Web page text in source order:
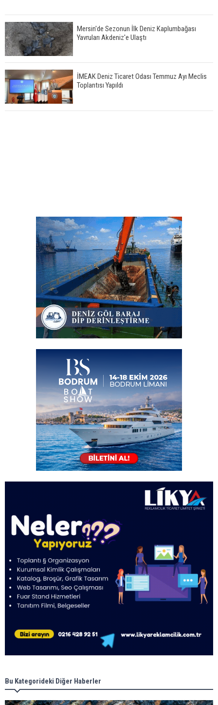
Mersin'de Sezonun İlk Deniz Kaplumbağası
Yavruları Akdeniz'e Ulaştı
İMEAK Deniz Ticaret Odası Temmuz Ayı Meclis
Toplantısı Yapıldı
Bu Kategorideki Diğer Haberler